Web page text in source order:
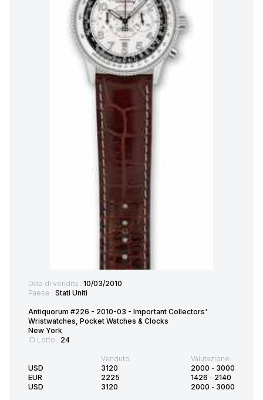
Data di vendita : 10/03/2010
Paese : Stati Uniti
Antiquorum #226 - 2010-03 - Important Collectors'
Wristwatches, Pocket Watches & Clocks
New York
ID Lotto : 24
USD
EUR
USD
Venduto:
3120
2225
3120
Valutazione:
2000 - 3000
1426 - 2140
2000 - 3000